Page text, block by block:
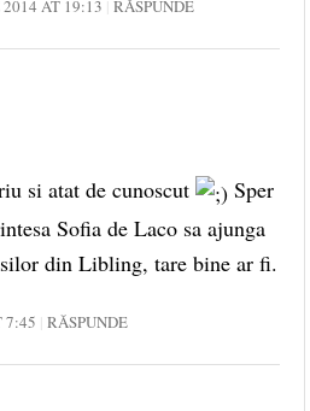
AT 19:13 RĂSPUNDE
si atat de cunoscut
Sper
Sofia de Laco sa ajunga
din Libling, tare bine ar fi.
7:45 RĂSPUNDE